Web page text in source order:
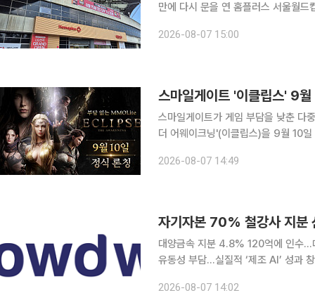
만에 다시 문을 연 홈플러스 서울월
곳곳엔 여전히 텅 빈 매대가 먼저 눈
2026-08-07 15:00
스마일게이트 '이클립스' 9
스마일게이트가 게임 부담을 낮춘 다
더 어웨이크닝'(이클립스)을 9월 10일 정식 출시한다. 스마일게이트
'에데리온'과 그 이면의 세계 '오르테
2026-08-07 14:49
대양금속 지분 4.8% 120억에 인수…
유동성 부담…실질적 ‘제조 AI’ 성과 창출이 관건 코스닥 상장사 크라우드
속 최대주주와의 공동경영을 통해 제
2026-08-07 14:02